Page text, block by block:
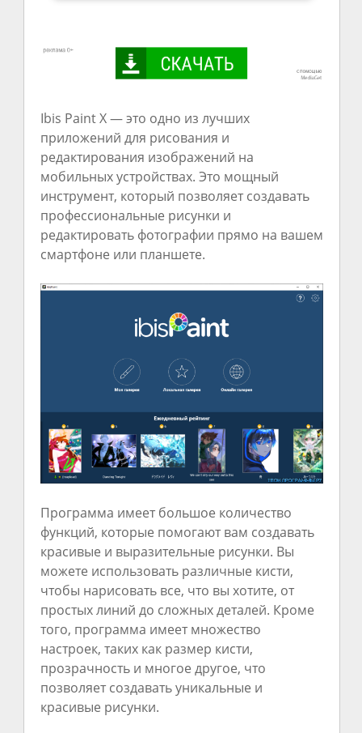
Ibis Paint X — это одно из лучших
приложений для рисования и
редактирования изображений на
мобильных устройствах. Это мощный
инструмент, который позволяет создавать
профессиональные рисунки и
редактировать фотографии прямо на вашем
смартфоне или планшете.
Программа имеет большое количество
функций, которые помогают вам создавать
красивые и выразительные рисунки. Вы
можете использовать различные кисти,
чтобы нарисовать все, что вы хотите, от
простых линий до сложных деталей. Кроме
того, программа имеет множество
настроек, таких как размер кисти,
прозрачность и многое другое, что
позволяет создавать уникальные и
красивые рисунки.